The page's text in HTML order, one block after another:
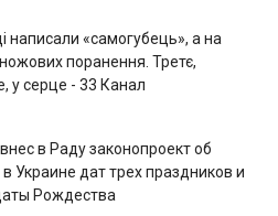
написали «самогубець», а на
ножових поранення. Третє,
у серце - 33 Канал
в Раду законопроект об
Украине дат трех праздников и
Рождества